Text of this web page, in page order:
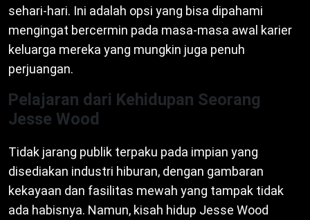
sehari-hari. Ini adalah opsi yang bisa dipahami
mengingat bercermin pada masa-masa awal karier
keluarga mereka yang mungkin juga penuh
perjuangan.
Pelajaran dari Kehidupan Seorang
Jesse Wood
Tidak jarang publik terpaku pada impian yang
disediakan industri hiburan, dengan gambaran
kekayaan dan fasilitas mewah yang tampak tidak
ada habisnya. Namun, kisah hidup Jesse Wood